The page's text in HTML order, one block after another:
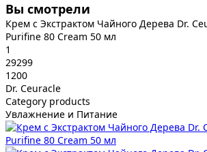
Вы смотрели
Крем с Экстрактом Чайного Дерева Dr.
Purifine 80 Cream 50 мл
1
29299
1200
Dr. Ceuracle
Category products
Увлажнение и Питание